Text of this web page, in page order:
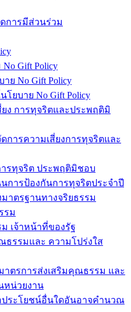
การมีส่วนร่วม
Gift Policy
ย No Gift Policy
ยบาย No Gift Policy
ยง การทุจริตและประพฤติมิ
การความเสี่ยงการทุจริตและ
รทุจริต ประพฤติมิชอบ
การป้องกันการทุจริตประจำปี
าตรฐานทางจริยธรรม
รม
เจ้าหน้าที่ของรัฐ
ธรรมและ ความโปร่งใส
าตรการส่งเสริมคุณธรรม และ
หน่วยงาน
ระโยชน์อื่นใดอันอาจคำนวณ